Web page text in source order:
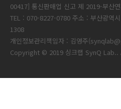
00417] 통신판매업 신고 제 2019-부산
TEL : 070-8227-0780 주소 : 부산광역
1308
개인정보관리책임자 : 김영주
Copyright © 2019 싱크랩 SynQ